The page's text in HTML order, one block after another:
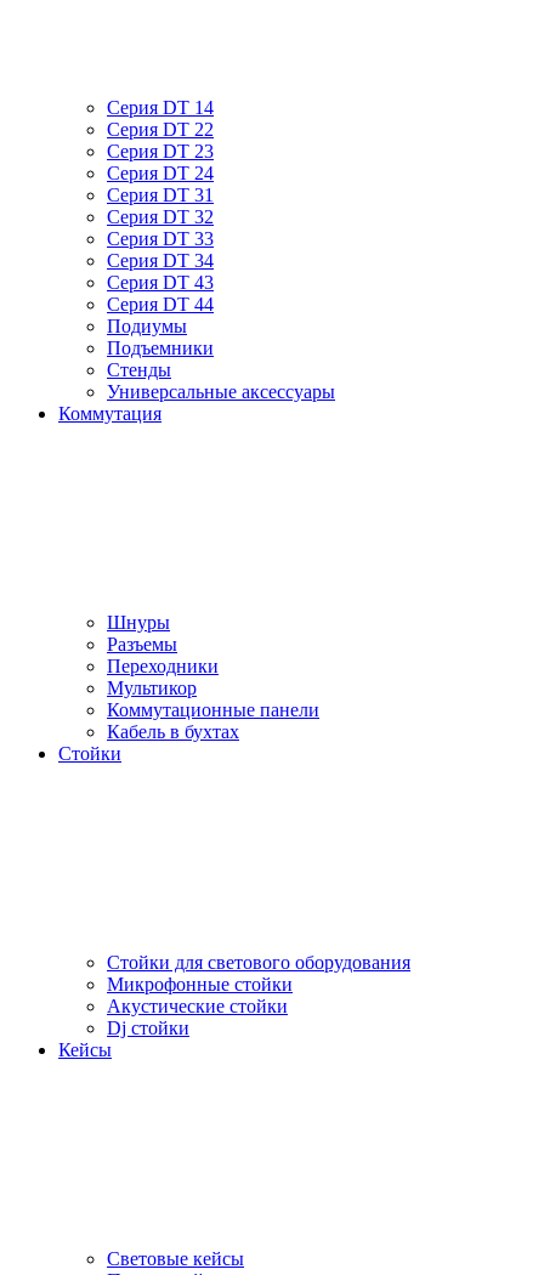
Серия DT 14
Серия DT 22
Серия DT 23
Серия DT 24
Серия DT 31
Серия DT 32
Серия DT 33
Серия DT 34
Серия DT 43
Серия DT 44
Подиумы
Подъемники
Стенды
Универсальные аксессуары
Коммутация
Шнуры
Разъемы
Переходники
Мультикор
Коммутационные панели
Кабель в бухтах
Стойки
Стойки для светового оборудования
Микрофонные стойки
Акустические стойки
Dj стойки
Кейсы
Световые кейсы